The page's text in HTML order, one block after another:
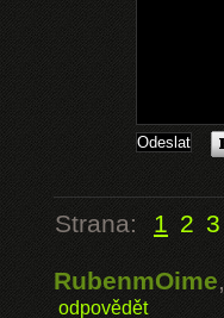
Strana: 1 2 3
RubenmOime,
odpovědět